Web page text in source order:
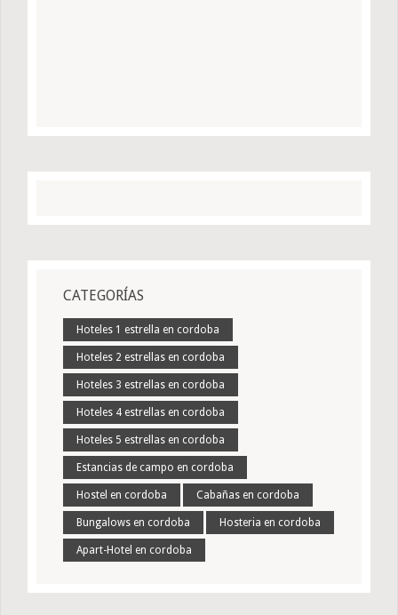
CATEGORÍAS
Hoteles 1 estrella en cordoba
Hoteles 2 estrellas en cordoba
Hoteles 3 estrellas en cordoba
Hoteles 4 estrellas en cordoba
Hoteles 5 estrellas en cordoba
Estancias de campo en cordoba
Hostel en cordoba Cabañas en cordoba
Bungalows en cordoba Hosteria en cordoba
Apart-Hotel en cordoba